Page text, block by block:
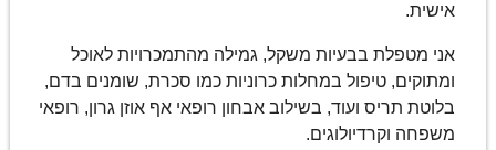
אישית.
אני מטפלת בבעיות משקל, גמילה מהתמכרויות לאוכל
ומתוקים, טיפול במחלות כרוניות כמו סכרת, שומנים בדם,
בלוטת תריס ועוד, בשילוב אבחון רופאי אף אוזן גרון, רופאי
משפחה וקרדיולוגים.